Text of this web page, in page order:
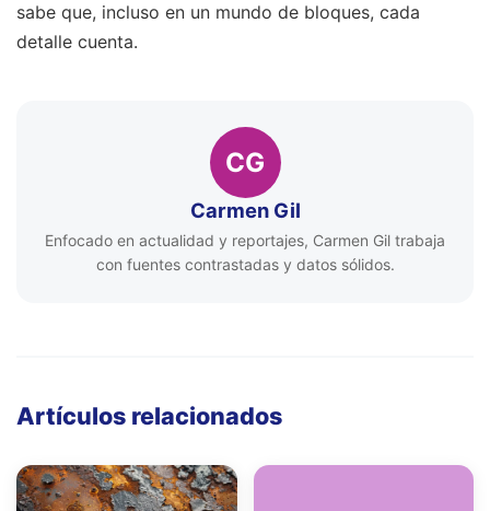
sabe que, incluso en un mundo de bloques, cada
detalle cuenta.
CG
Carmen Gil
Enfocado en actualidad y reportajes, Carmen Gil trabaja
con fuentes contrastadas y datos sólidos.
Artículos relacionados